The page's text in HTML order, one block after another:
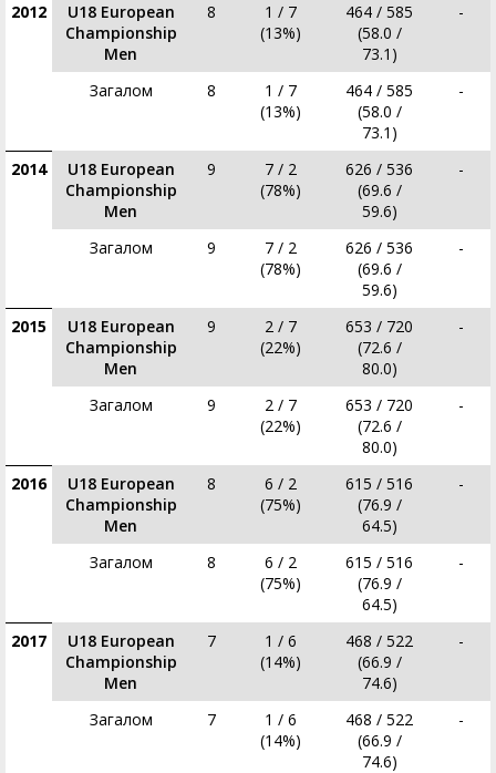
2012
U18 European
Championship
Men
8
1 / 7
(13%)
464 / 585
(58.0 /
73.1)
-
Загалом 8
1 / 7
(13%)
464 / 585
(58.0 /
73.1)
-
2014
U18 European
Championship
Men
9
7 / 2
(78%)
626 / 536
(69.6 /
59.6)
-
Загалом 9
7 / 2
(78%)
626 / 536
(69.6 /
59.6)
-
2015
U18 European
Championship
Men
9
2 / 7
(22%)
653 / 720
(72.6 /
80.0)
-
Загалом 9
2 / 7
(22%)
653 / 720
(72.6 /
80.0)
-
2016
U18 European
Championship
Men
8
6 / 2
(75%)
615 / 516
(76.9 /
64.5)
-
Загалом 8
6 / 2
(75%)
615 / 516
(76.9 /
64.5)
-
2017
U18 European
Championship
Men
7
1 / 6
(14%)
468 / 522
(66.9 /
74.6)
-
Загалом 7
1 / 6
(14%)
468 / 522
(66.9 /
74.6)
-